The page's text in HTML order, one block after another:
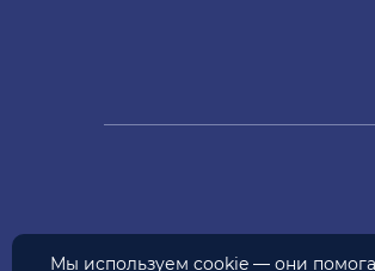
Мы используем cookie — они